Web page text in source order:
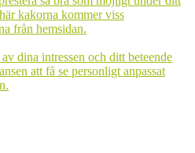
kakorna kommer viss
från hemsidan.
dina intressen och ditt beteende
att få se personligt anpassat